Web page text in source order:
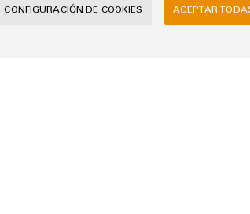
CONFIGURACIÓN DE COOKIES ACEPTAR